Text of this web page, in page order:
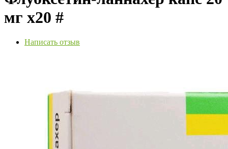
мг х20 #
Написать отзыв